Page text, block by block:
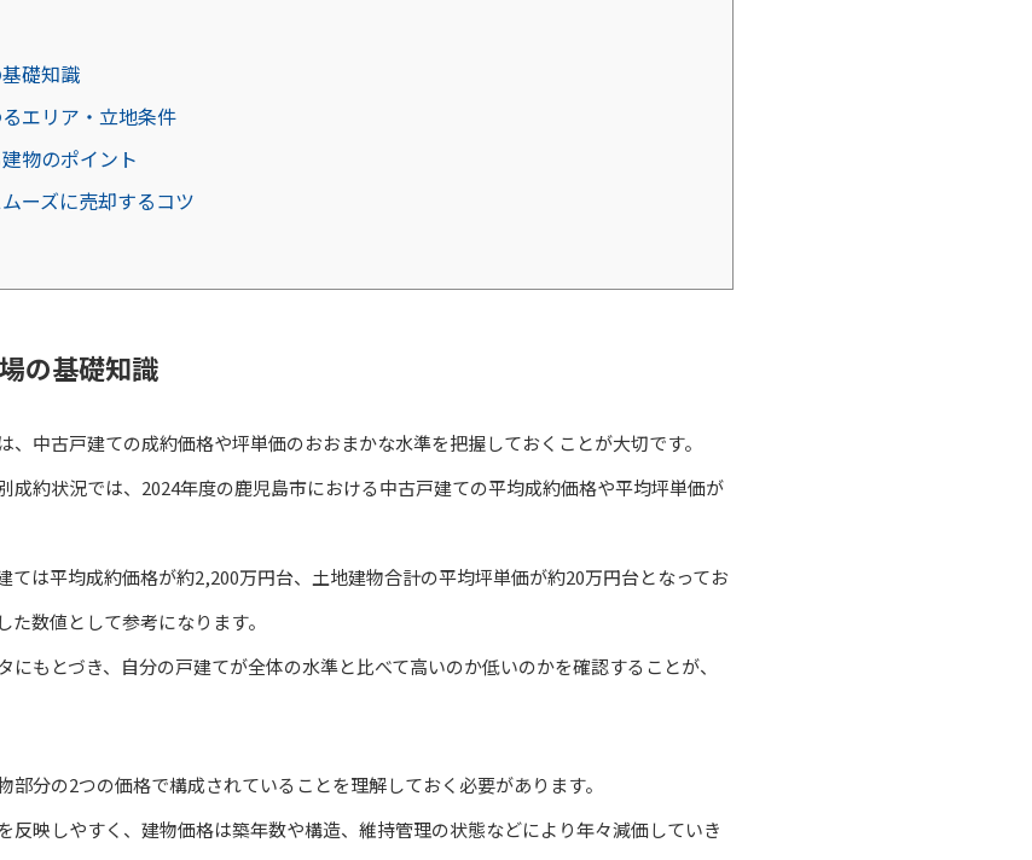
礎知識
エリア・立地条件
物のポイント
ーズに売却するコツ
の基礎知識
中古戸建ての成約価格や坪単価のおおまかな水準を把握しておくことが大切です。
成約状況では、2024年度の鹿児島市における中古戸建ての平均成約価格や平均坪単価が
ては平均成約価格が約2,200万円台、土地建物合計の平均坪単価が約20万円台となってお
数値として参考になります。
にもとづき、自分の戸建てが全体の水準と比べて高いのか低いのかを確認することが、
分の2つの価格で構成されていることを理解しておく必要があります。
反映しやすく、建物価格は築年数や構造、維持管理の状態などにより年々減価していき